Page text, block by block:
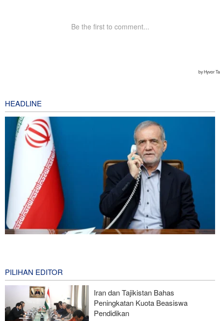
HEADLINE
Trump Geram atas Kemenangan Kandidat Pendukung Palestina
di Michigan
Korban Jiwa di Konflik Perbatasan; 2 Tentara Israel Tewas
PILIHAN EDITOR
Iran dan Tajikistan Bahas
Peningkatan Kuota Beasiswa
Pendidikan